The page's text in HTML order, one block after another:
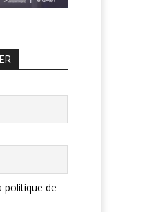
politique de